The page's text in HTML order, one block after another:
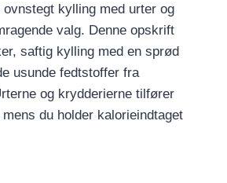
kylling med urter og
valg. Denne opskrift
saftig kylling med en sprød
usunde fedtstoffer fra
og krydderierne tilfører
du holder kalorieindtaget